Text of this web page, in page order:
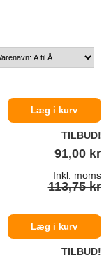
Læg i kurv
TILBUD!
91,00 kr
Inkl. moms
113,75 kr
På lager
Læg i kurv
TILBUD!